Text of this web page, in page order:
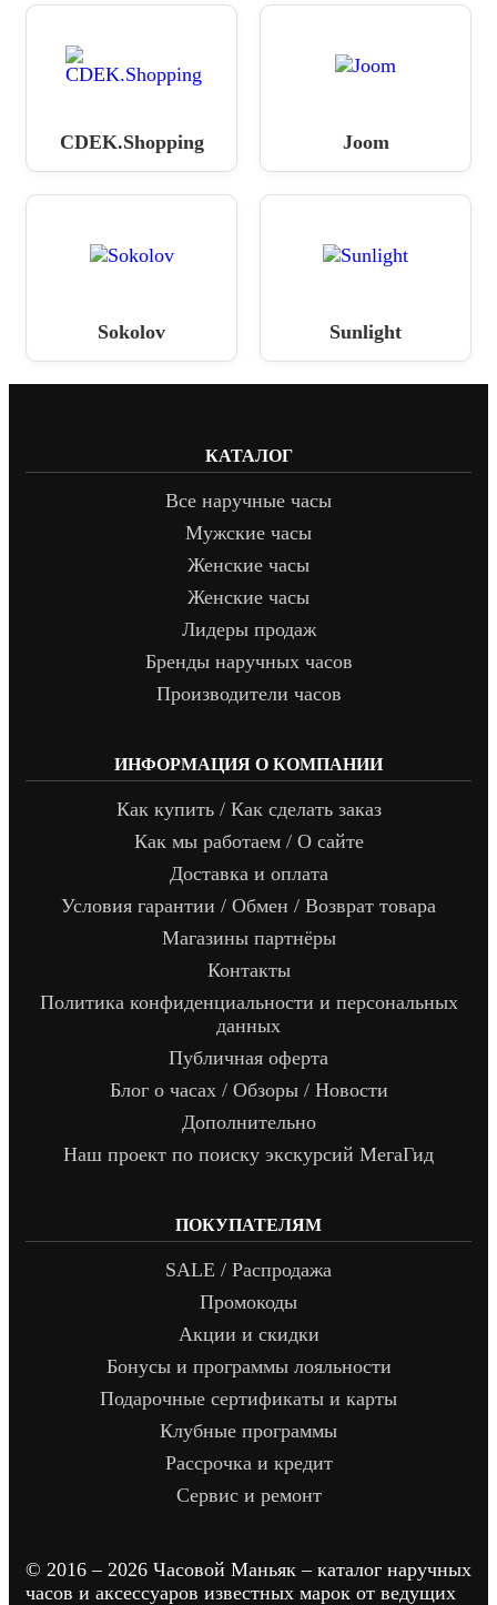
CDEK.Shopping Joom
Sokolov Sunlight
КАТАЛОГ
Все наручные часы
Мужские часы
Женские часы
Женские часы
Лидеры продаж
Бренды наручных часов
Производители часов
ИНФОРМАЦИЯ О КОМПАНИИ
Как купить / Как сделать заказ
Как мы работаем / О сайте
Доставка и оплата
Условия гарантии / Обмен / Возврат товара
Магазины партнёры
Контакты
Политика конфиденциальности и персональных
данных
Публичная оферта
Блог о часах / Обзоры / Новости
Дополнительно
Наш проект по поиску экскурсий МегаГид
ПОКУПАТЕЛЯМ
SALE / Распродажа
Промокоды
Акции и скидки
Бонусы и программы лояльности
Подарочные сертификаты и карты
Клубные программы
Рассрочка и кредит
Сервис и ремонт
© 2016 – 2026 Часовой Маньяк – каталог наручных
часов и аксессуаров известных марок от ведущих